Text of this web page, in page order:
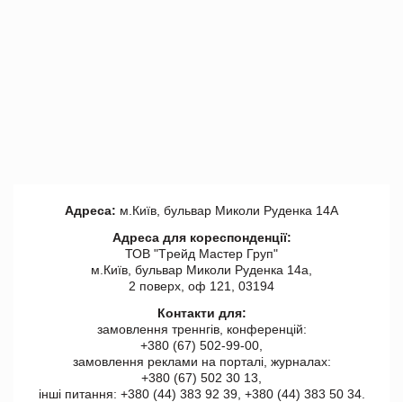
Адреса: м.Київ, бульвар Миколи Руденка 14А
Адреса для кореспонденції:
ТОВ "Tрейд Мастер Груп"
м.Київ, бульвар Миколи Руденка 14а,
2 поверх, оф 121, 03194
Контакти для:
замовлення треннгів, конференцій:
+380 (67) 502-99-00,
замовлення реклами на порталі, журналах:
+380 (67) 502 30 13,
інші питання: +380 (44) 383 92 39, +380 (44) 383 50 34.